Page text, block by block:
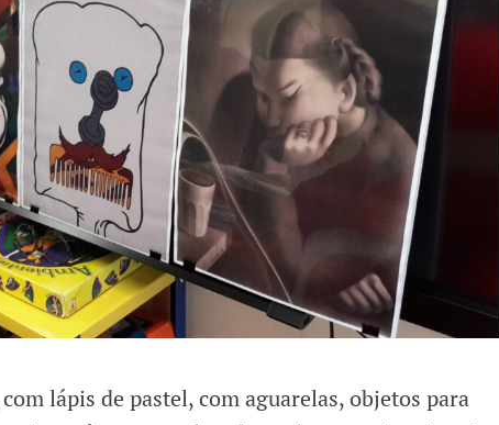
lápis de pastel, com aguarelas, objetos para